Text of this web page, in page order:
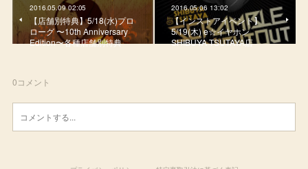
2016.05.09 02:05
【店舗別特典】5/18(水)プロ
ローグ 〜10th Anniversary
Edition〜各種店舗別特典
2016.05.06 13:02
【インストアイベント】
5/19(木) e☆イヤホン
SHIBUYA TSUTAYA店
0コメント